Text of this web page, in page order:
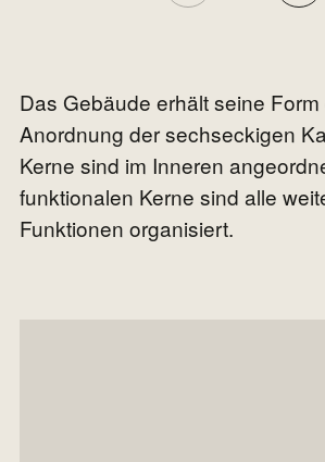
Das Gebäude erhält seine
Anordnung der sechseckigen
Kerne sind im Inneren
funktionalen Kerne sind alle
Funktionen organisiert.